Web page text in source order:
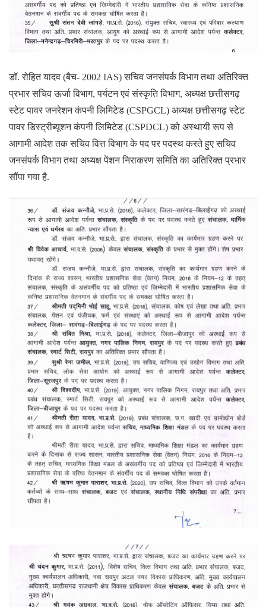
डॉ. रोहित यादव (बैच- 2002 IAS) सचिव जनसंपर्क विभाग तथा अतिरिक्त
प्रभार सचिव ऊर्जा विभाग, पर्यटन एवं संस्कृति विभाग, अध्यक्ष छत्तीसगढ़
स्टेट पावर जनरेशन कंपनी लिमिटेड (CSPGCL) अध्यक्ष छत्तीसगढ़ स्टेट
पावर डिस्ट्रीब्यूशन कंपनी लिमिटेड (CSPDCL) को अस्थायी रूप से
आगामी आदेश तक सचिव वित्त विभाग के पद पर पदस्थ करते हुए सचिव
जनसंपर्क विभाग तथा अध्यक्ष पेंशन निराकरण समिति का अतिरिक्त प्रभार
सौंपा गया है.